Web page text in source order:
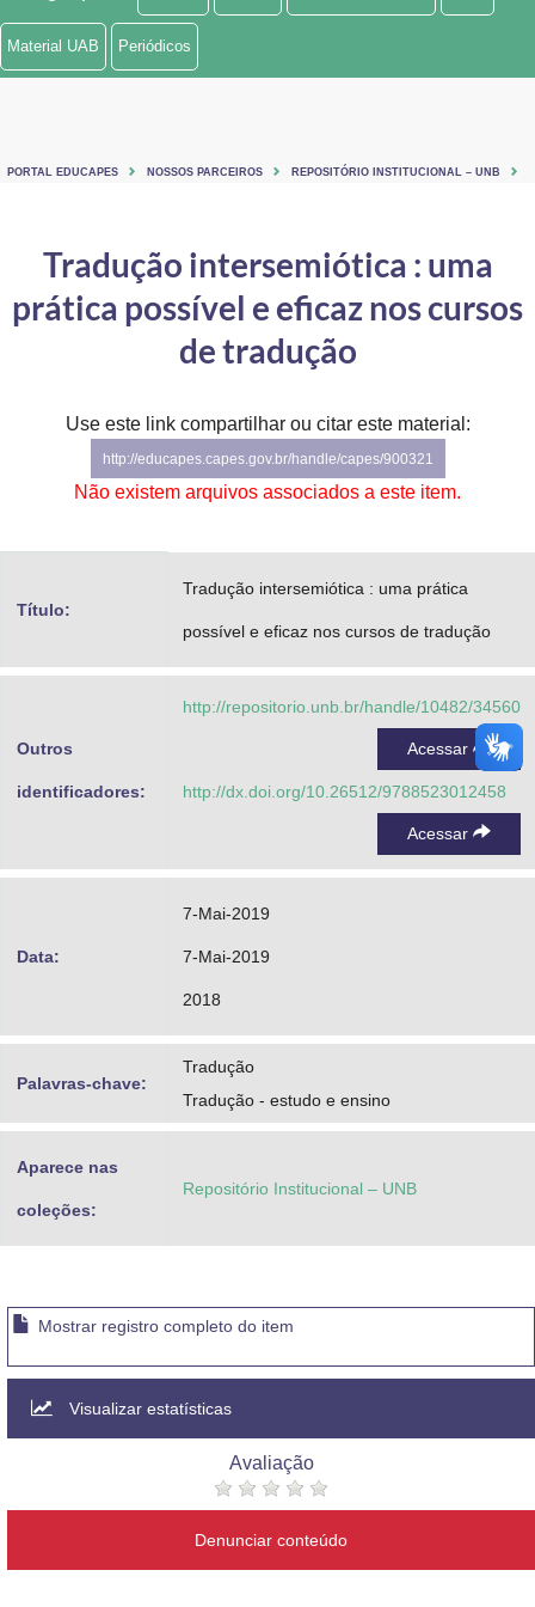
Ministério de Minas e Energia
Controladoria-Geral da União
Ministério da Mulher, da Família e dos Direitos Humanos
Secretaria de Governo
Gabinete de Segurança Institucional
Banco Central do Brasil
Material UAB Periódicos
PORTAL EDUCAPES NOSSOS PARCEIROS REPOSITÓRIO INSTITUCIONAL – UNB
Tradução intersemiótica : uma
prática possível e eficaz nos cursos
de tradução
Use este link compartilhar ou citar este material:
http://educapes.capes.gov.br/handle/capes/900321
Não existem arquivos associados a este item.
Título:
Tradução intersemiótica : uma prática
possível e eficaz nos cursos de tradução
Outros
identificadores:
http://repositorio.unb.br/handle/10482/34560
Acessar
http://dx.doi.org/10.26512/9788523012458
Acessar
Data:
7-Mai-2019
7-Mai-2019
2018
Palavras-chave:
Tradução
Tradução - estudo e ensino
Aparece nas
coleções:
Repositório Institucional – UNB
Mostrar registro completo do item
Visualizar estatísticas
Avaliação
Denunciar conteúdo